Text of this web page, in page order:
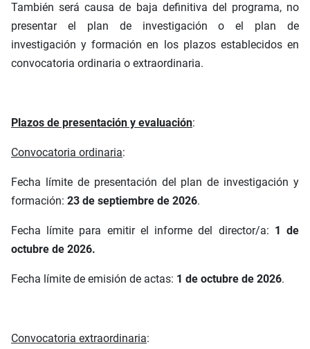
También será causa de baja definitiva del programa, no
presentar el plan de investigación o el plan de
investigación y formación en los plazos establecidos en
convocatoria ordinaria o extraordinaria.
Plazos de presentación y evaluación:
Convocatoria ordinaria:
Fecha límite de presentación del plan de investigación y
formación: 23 de septiembre de 2026.
Fecha límite para emitir el informe del director/a: 1 de
octubre de 2026.
Fecha límite de emisión de actas: 1 de octubre de 2026.
Convocatoria extraordinaria: